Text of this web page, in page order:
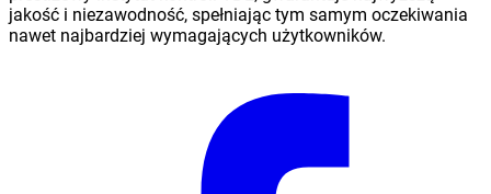
jakość i niezawodność, spełniając tym samym oczekiwania
nawet najbardziej wymagających użytkowników.